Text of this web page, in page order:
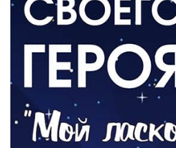
РАЗЪЯСНЯЕМ
Борьба с борщевиком
04.08.2026